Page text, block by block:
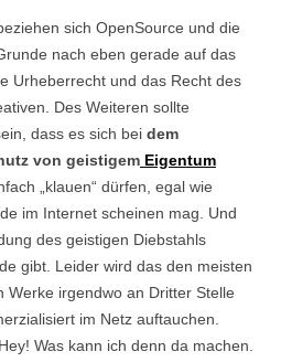
sich OpenSource und die
nach eben gerade auf das
Urheberrecht und das Recht des
Des Weiteren sollte
dass es sich bei dem
von geistigem Eigentum
„klauen“ dürfen, egal wie
im Internet scheinen mag. Und
des geistigen Diebstahls
gibt. Leider wird das den meisten
Werke irgendwo an Dritter Stelle
im Netz auftauchen.
Was kann ich denn da machen.